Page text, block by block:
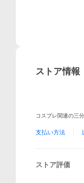
ストア情報
コスプレ関連の三
支払い方法
ストア評価